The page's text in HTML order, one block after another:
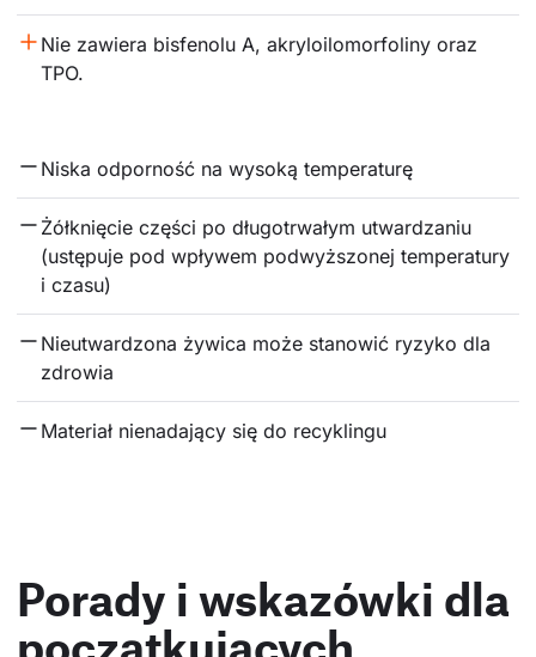
Nie zawiera bisfenolu A, akryloilomorfoliny oraz
TPO.
Niska odporność na wysoką temperaturę
Żółknięcie części po długotrwałym utwardzaniu
(ustępuje pod wpływem podwyższonej temperatury
i czasu)
Nieutwardzona żywica może stanowić ryzyko dla
zdrowia
Materiał nienadający się do recyklingu
Porady i wskazówki dla